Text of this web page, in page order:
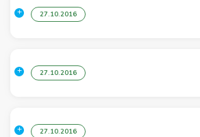
27.10.2016
27.10.2016
27.10.2016